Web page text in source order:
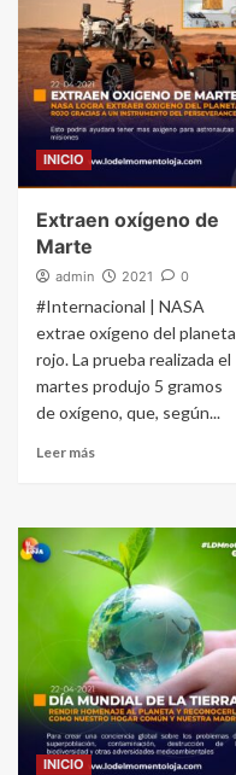
INICIO
Extraen oxígeno de
Marte
admin 2021 0
#Internacional | NASA
extrae oxígeno del planeta
rojo. La prueba realizada el
martes produjo 5 gramos
de oxígeno, que, según...
Leer más
INICIO